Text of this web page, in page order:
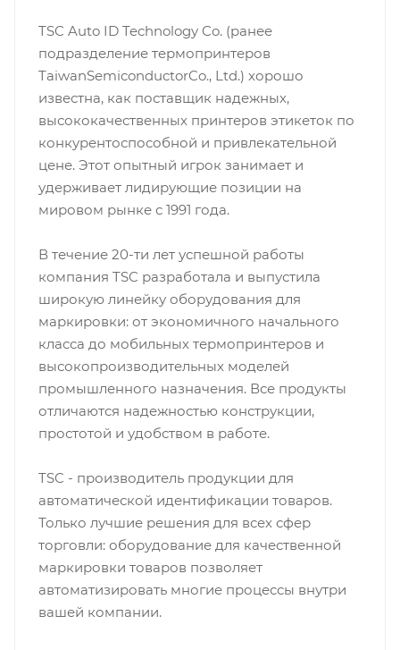
TSC Auto ID Technology Co. (ранее
подразделение термопринтеров
TaiwanSemiconductorCo., Ltd.) хорошо
известна, как поставщик надежных,
высококачественных принтеров этикеток по
конкурентоспособной и привлекательной
цене. Этот опытный игрок занимает и
удерживает лидирующие позиции на
мировом рынке с 1991 года.
В течение 20-ти лет успешной работы
компания TSC разработала и выпустила
широкую линейку оборудования для
маркировки: от экономичного начального
класса до мобильных термопринтеров и
высокопроизводительных моделей
промышленного назначения. Все продукты
отличаются надежностью конструкции,
простотой и удобством в работе.
TSC - производитель продукции для
автоматической идентификации товаров.
Только лучшие решения для всех сфер
торговли: оборудование для качественной
маркировки товаров позволяет
автоматизировать многие процессы внутри
вашей компании.